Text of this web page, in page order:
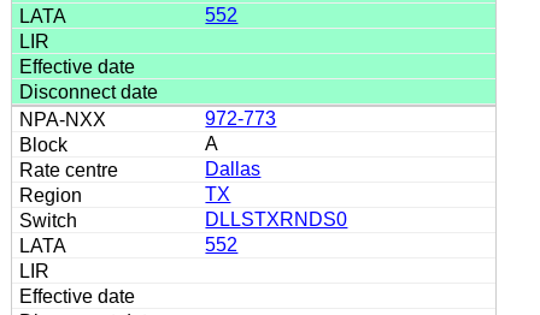
552
972-773
A
Dallas
TX
DLLSTXRNDS0
552